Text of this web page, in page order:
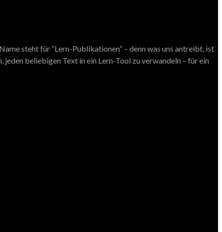
steht für “Lern-Publikationen” – denn was uns antreibt, ist
beliebigen Text in ein Lern-Tool zu verwandeln – für ein